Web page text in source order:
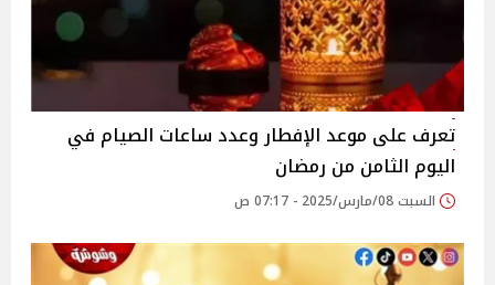
تعرف على موعد الإفطار وعدد ساعات الصيام في
اليوم الثامن من رمضان
السبت 08/مارس/2025 - 07:17 ص